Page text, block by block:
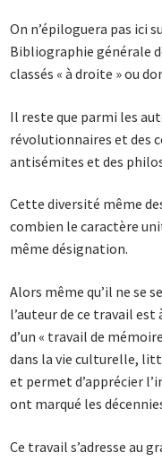
On n’épiloguera pas ici
Bibliographie générale
classés « à droite » ou
Il reste que parmi les
révolutionnaires et des
antisémites et des
Cette diversité même
combien le caractère
même désignation.
Alors même qu’il ne se
l’auteur de ce travail
d’un « travail de
dans la vie culturelle,
et permet d’apprécier
ont marqué les
Ce travail s’adresse au